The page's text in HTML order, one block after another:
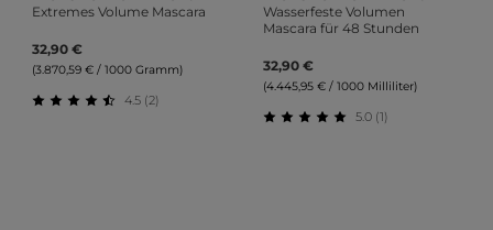
Extremes Volume Mascara
32,90 €
(3.870,59 € / 1000 Gramm)
4.5 (2)
Wasserfeste Volumen
Mascara für 48 Stunden
32,90 €
(4.445,95 € / 1000 Milliliter)
5.0 (1)